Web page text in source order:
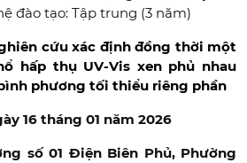
đào tạo: Tập trung (3 năm)
cứu xác định đồng thời một
hấp thụ UV-Vis xen phủ nhau
phương tối thiểu riêng phần
16 tháng 01 năm 2026
số 01 Điện Biên Phủ, Phường